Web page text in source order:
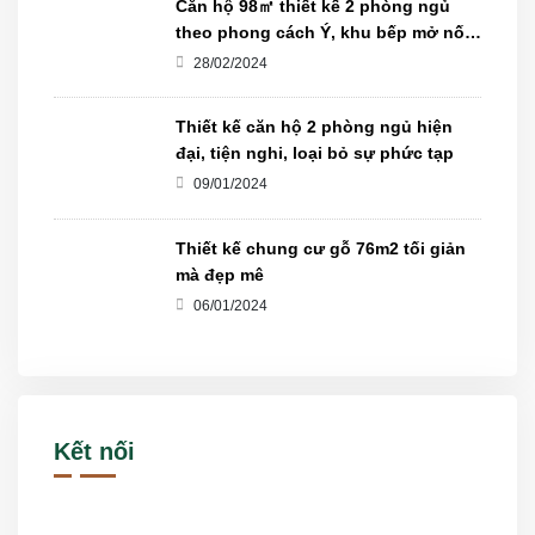
Căn hộ 98㎡ thiết kế 2 phòng ngủ
theo phong cách Ý, khu bếp mở nối
liền với phòng khách.
28/02/2024
Thiết kế căn hộ 2 phòng ngủ hiện
đại, tiện nghi, loại bỏ sự phức tạp
09/01/2024
Thiết kế chung cư gỗ 76m2 tối giản
mà đẹp mê
06/01/2024
Kết nối